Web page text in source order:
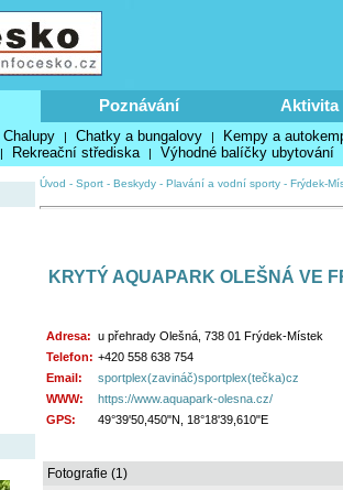
Poznávání Aktivita
Chalupy | Chatky a bungalovy | Kempy a
| Rekreační střediska | Výhodné balíčky ubytování
Úvod - Sport - Beskydy - Plavání a vodní sporty - Frýdek-
KRYTÝ AQUAPARK OLEŠNÁ VE
Adresa: u přehrady Olešná, 738 01 Frýdek-Místek
Telefon: +420 558 638 754
Email:
sportplex(zavináč)sportplex(tečka)cz
WWW:
https://www.aquapark-olesna.cz/
GPS:
49°39'50,450"N, 18°18'39,610"E
Fotografie (1)